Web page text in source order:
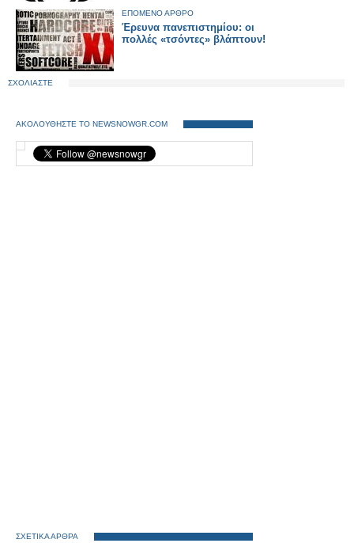
ΕΠΟΜΕΝΟ ΑΡΘΡΟ
Έρευνα πανεπιστημίου: οι
πολλές «τσόντες» βλάπτουν!
ΣΧΟΛΙΑΣΤΕ
ΑΚΟΛΟΥΘΗΣΤΕ ΤΟ NEWSNOWGR.COM
ΣΧΕΤΙΚΑ ΑΡΘΡΑ